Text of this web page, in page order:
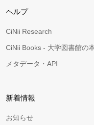
ヘルプ
CiNii Research
CiNii Books - 大学図書館の
メタデータ・API
新着情報
お知らせ